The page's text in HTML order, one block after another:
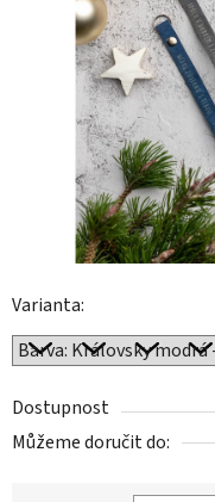
Varianta:
Dostupnost
Můžeme doručit do:
hvězdiček.